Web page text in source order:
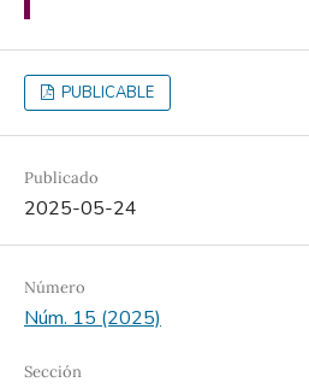
PUBLICABLE
Publicado
2025-05-24
Número
Núm. 15 (2025)
Sección